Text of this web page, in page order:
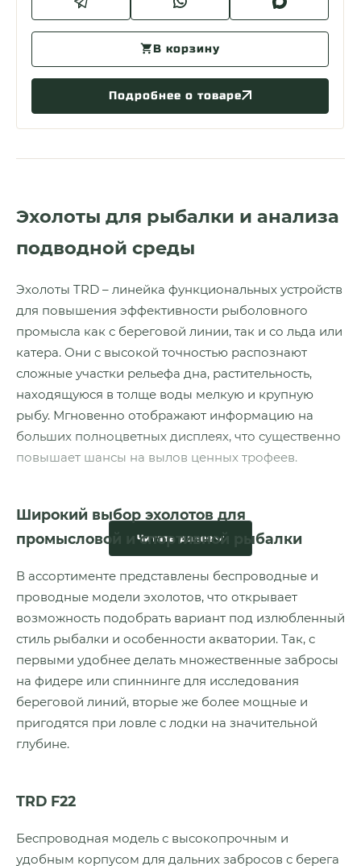
Эхолоты для рыбалки и анализа
подводной среды
Эхолоты TRD – линейка функциональных устройств
для повышения эффективности рыболовного
промысла как с береговой линии, так и со льда или
катера. Они с высокой точностью распознают
сложные участки рельефа дна, растительность,
находящуюся в толще воды мелкую и крупную
рыбу. Мгновенно отображают информацию на
больших полноцветных дисплеях, что существенно
повышает шансы на вылов ценных трофеев.
Широкий выбор эхолотов для
промысловой и спортивной рыбалки
В ассортименте представлены беспроводные и
проводные модели эхолотов, что открывает
возможность подобрать вариант под излюбленный
стиль рыбалки и особенности акватории. Так, с
первыми удобнее делать множественные забросы
на фидере или спиннинге для исследования
береговой линий, вторые же более мощные и
пригодятся при ловле с лодки на значительной
глубине.
TRD F22
Беспроводная модель с высокопрочным и
удобным корпусом для дальних забросов с берега
Читать далее
В корзину
Подробнее о товаре